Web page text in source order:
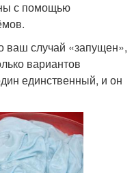
с помощью
ваш случай «запущен»,
вариантов
единственный, и он